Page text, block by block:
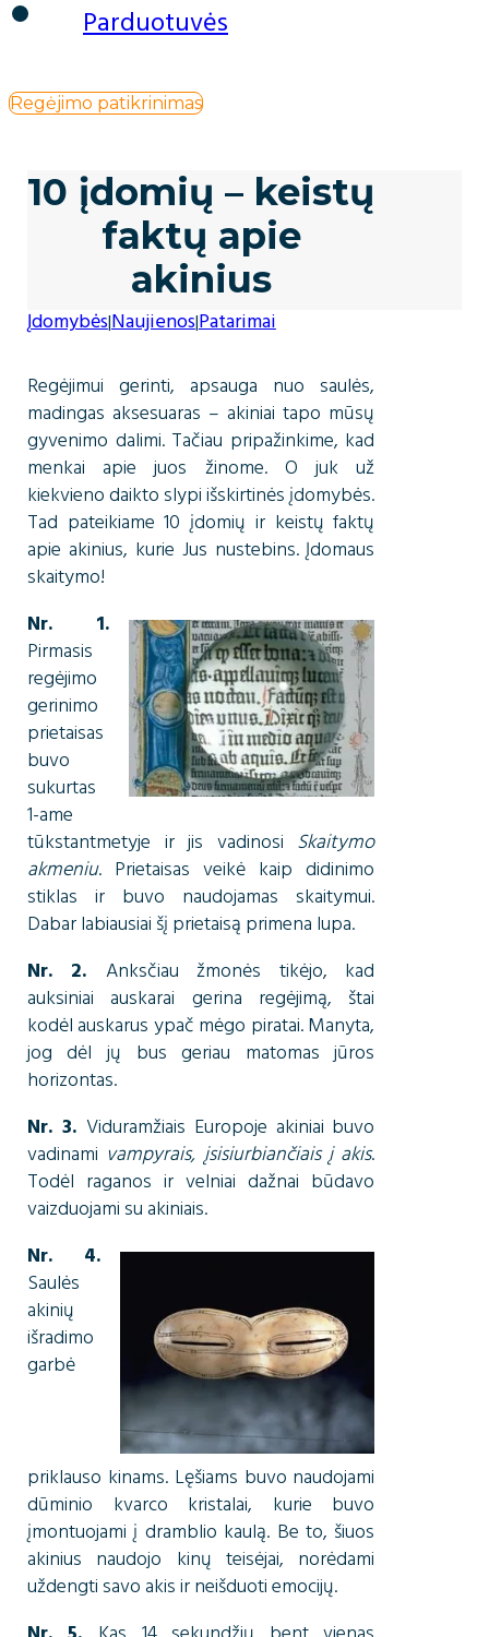
Parduotuvės
Regėjimo patikrinimas
10 įdomių – keistų
faktų apie
akinius
Įdomybės|Naujienos|Patarimai
Regėjimui gerinti, apsauga nuo saulės,
madingas aksesuaras – akiniai tapo mūsų
gyvenimo dalimi. Tačiau pripažinkime, kad
menkai apie juos žinome. O juk už
kiekvieno daikto slypi išskirtinės įdomybės.
Tad pateikiame 10 įdomių ir keistų faktų
apie akinius, kurie Jus nustebins. Įdomaus
skaitymo!
Nr. 1.
Pirmasis
regėjimo
gerinimo
prietaisas
buvo
sukurtas
1-ame
tūkstantmetyje ir jis vadinosi Skaitymo
akmeniu. Prietaisas veikė kaip didinimo
stiklas ir buvo naudojamas skaitymui.
Dabar labiausiai šį prietaisą primena lupa.
Nr. 2. Anksčiau žmonės tikėjo, kad
auksiniai auskarai gerina regėjimą, štai
kodėl auskarus ypač mėgo piratai. Manyta,
jog dėl jų bus geriau matomas jūros
horizontas.
Nr. 3. Viduramžiais Europoje akiniai buvo
vadinami vampyrais, įsisiurbiančiais į akis.
Todėl raganos ir velniai dažnai būdavo
vaizduojami su akiniais.
Nr. 4.
Saulės
akinių
išradimo
garbė
priklauso kinams. Lęšiams buvo naudojami
dūminio kvarco kristalai, kurie buvo
įmontuojami į dramblio kaulą. Be to, šiuos
akinius naudojo kinų teisėjai, norėdami
uždengti savo akis ir neišduoti emocijų.